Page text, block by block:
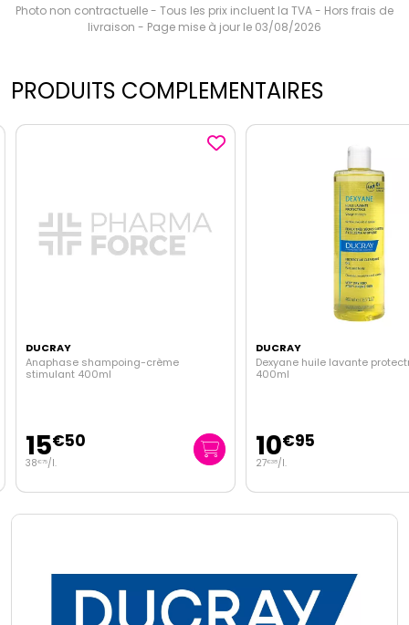
Photo non contractuelle - Tous les prix incluent la TVA - Hors frais de
livraison - Page mise à jour le 03/08/2026
PRODUITS COMPLEMENTAIRES
DUCRAY
Anaphase shampoing-crème
stimulant 400ml
15€50
38€75/l.
DUCRAY
Dexyane huile lavante
400ml
10€95
27€38/l.